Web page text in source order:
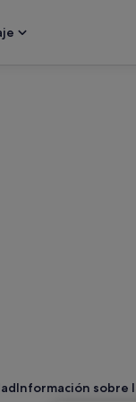
Información sobre